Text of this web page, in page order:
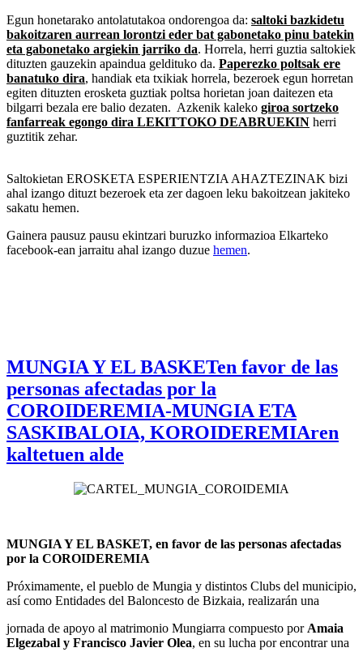
Egun honetarako antolatutakoa ondorengoa da: saltoki bazkidetu
bakoitzaren aurrean lorontzi eder bat gabonetako pinu batekin
eta gabonetako argiekin jarriko da. Horrela, herri guztia saltokiek
dituzten gauzekin apaindua geldituko da. Paperezko poltsak ere
banatuko dira, handiak eta txikiak horrela, bezeroek egun horretan
egiten dituzten erosketa guztiak poltsa horietan joan daitezen eta
bilgarri bezala ere balio dezaten. Azkenik kaleko giroa sortzeko
fanfarreak egongo dira LEKITTOKO DEABRUEKIN herri
guztitik zehar.
Saltokietan EROSKETA ESPERIENTZIA AHAZTEZINAK bizi
ahal izango dituzt bezeroek eta zer dagoen leku bakoitzean jakiteko
sakatu hemen.
Gainera pausuz pausu ekintzari buruzko informazioa Elkarteko
facebook-ean jarraitu ahal izango duzue hemen.
MUNGIA Y EL BASKETen favor de las
personas afectadas por la
COROIDEREMIA-MUNGIA ETA
SASKIBALOIA, KOROIDEREMIAren
kaltetuen alde
MUNGIA Y EL BASKET, en favor de las personas afectadas
por la COROIDEREMIA
Próximamente, el pueblo de Mungia y distintos Clubs del municipio,
así como Entidades del Baloncesto de Bizkaia, realizarán una
jornada de apoyo al matrimonio Mungiarra compuesto por Amaia
Elgezabal y Francisco Javier Olea, en su lucha por encontrar una